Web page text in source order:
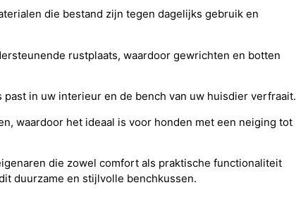
die bestand zijn tegen dagelijks gebruik en
rustplaats, waardoor gewrichten en botten
in uw interieur en de bench van uw huisdier verfraait.
waardoor het ideaal is voor honden met een neiging tot
die zowel comfort als praktische functionaliteit
duurzame en stijlvolle benchkussen.